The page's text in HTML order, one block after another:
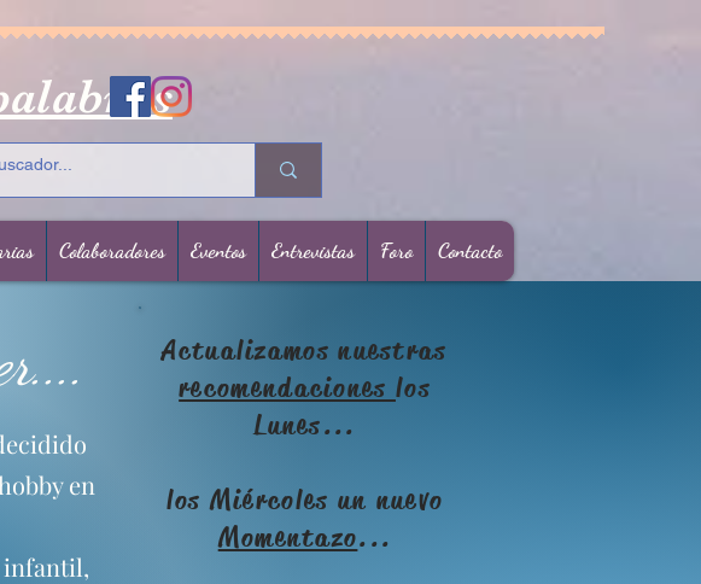
Colaboradores Eventos Entrevistas Foro Contacto
Actualizamos nuestras
recomendaciones los
Lunes...
los Miércoles un nuevo
Momentazo...
en
infantil,